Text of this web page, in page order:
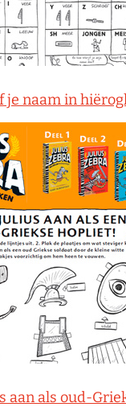
je naam in
aan als oud-